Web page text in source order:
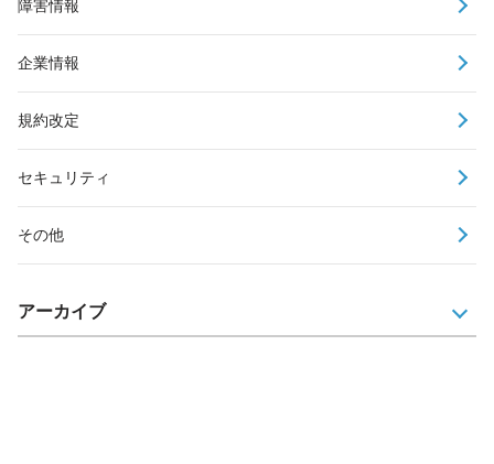
障害情報
企業情報
規約改定
セキュリティ
その他
アーカイブ